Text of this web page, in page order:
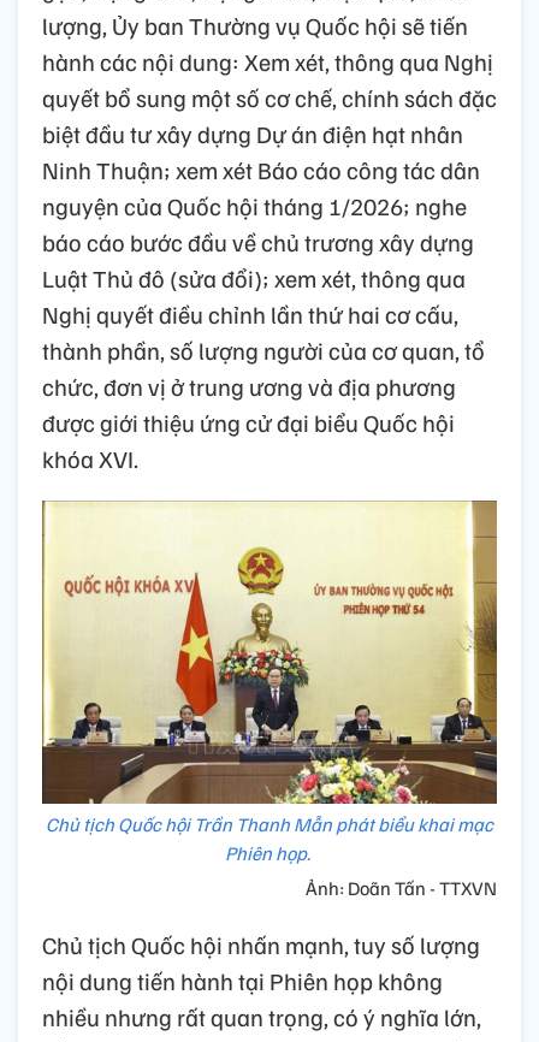
lượng, Ủy ban Thường vụ Quốc hội sẽ tiến
hành các nội dung: Xem xét, thông qua Nghị
quyết bổ sung một số cơ chế, chính sách đặc
biệt đầu tư xây dựng Dự án điện hạt nhân
Ninh Thuận; xem xét Báo cáo công tác dân
nguyện của Quốc hội tháng 1/2026; nghe
báo cáo bước đầu về chủ trương xây dựng
Luật Thủ đô (sửa đổi); xem xét, thông qua
Nghị quyết điều chỉnh lần thứ hai cơ cấu,
thành phần, số lượng người của cơ quan, tổ
chức, đơn vị ở trung ương và địa phương
được giới thiệu ứng cử đại biểu Quốc hội
khóa XVI.
Chủ tịch Quốc hội Trần Thanh Mẫn phát biểu khai mạc
Phiên họp.
Ảnh: Doãn Tấn - TTXVN
Chủ tịch Quốc hội nhấn mạnh, tuy số lượng
nội dung tiến hành tại Phiên họp không
nhiều nhưng rất quan trọng, có ý nghĩa lớn,